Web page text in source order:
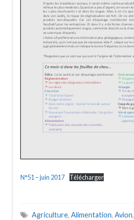
N°51 – juin 2017 Télécharger
Agriculture, Alimentation, Avion,